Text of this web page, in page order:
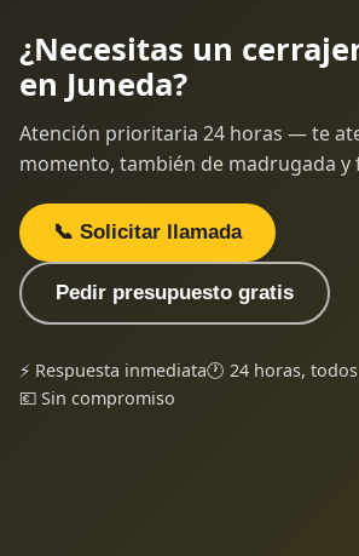
¿Necesitas un
en Juneda?
Atención prioritaria 24 horas — te
momento, también de madrugada y
📞 Solicitar llamada
Pedir presupuesto gratis
⚡ Respuesta inmediata🕐 24 horas,
💶 Sin compromiso